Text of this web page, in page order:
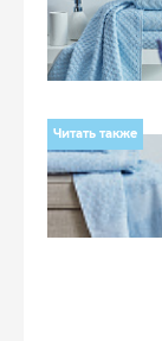
Читать также